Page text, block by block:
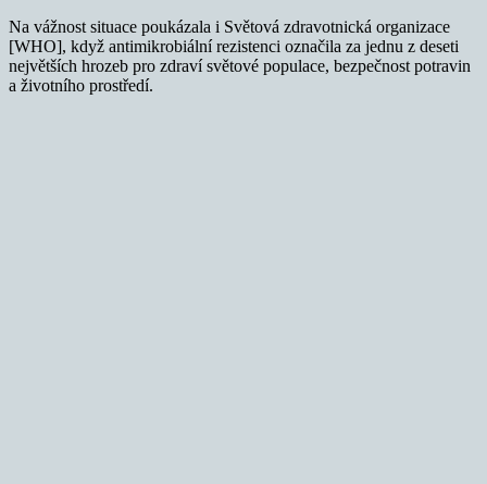
Na vážnost situace poukázala i Světová zdravotnická organizace
[WHO], když antimikrobiální rezistenci označila za jednu z deseti
největších hrozeb pro zdraví světové populace, bezpečnost potravin
a životního prostředí.